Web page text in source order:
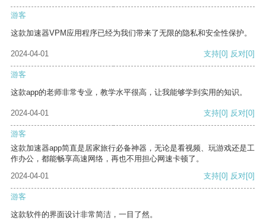
游客
这款加速器VPM应用程序已经为我们带来了无限的隐私和安全性保护。
2024-04-01 支持[0] 反对[0]
游客
这款app的老师非常专业，教学水平很高，让我能够学到实用的知识。
2024-04-01 支持[0] 反对[0]
游客
这款加速器app简直是居家旅行必备神器，无论是看视频、玩游戏还是工
作办公，都能畅享高速网络，再也不用担心网速卡顿了。
2024-04-01
支持[0] 反对[0]
游客
这款软件的界面设计非常简洁，一目了然。